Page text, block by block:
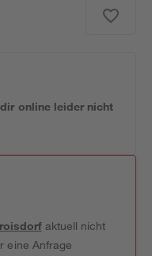
online leider nicht
aktuell nicht
eine Anfrage